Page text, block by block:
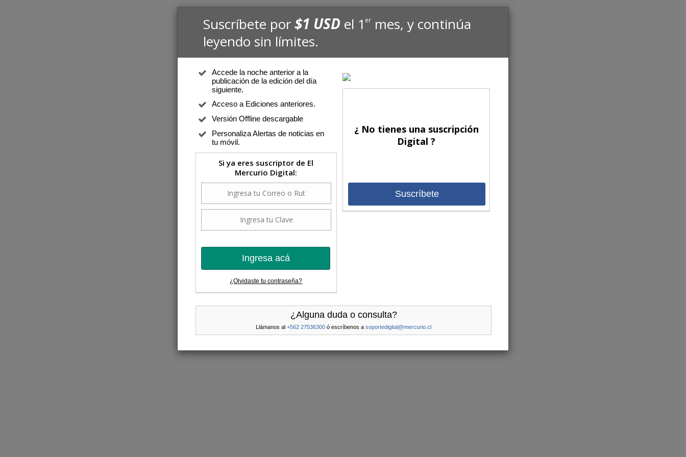
Suscríbete por$1 USD el 1er mes, y continúa
leyendo sin límites.
Accede la noche anterior a la
publicación de la edición del día
siguiente.
Acceso a Ediciones anteriores.
Versión Offline descargable
Personaliza Alertas de noticias en
tu móvil.
Si ya eres suscriptor de El
Mercurio Digital:
Ingresa acá
¿Olvidaste tu contraseña?
¿ No tienes una suscripción
Digital ?
Suscríbete
¿Alguna duda o consulta?
Llámanos al +562 27536300 ó escríbenos a soportedigital@mercurio.cl